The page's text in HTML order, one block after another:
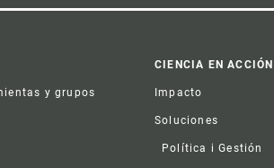
y grupos
CIENCIA EN ACCIÓN
Impacto
Soluciones
Política i Gestión